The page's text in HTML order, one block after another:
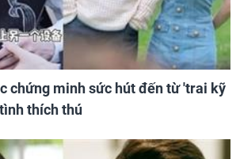
chứng minh sức hút đến từ 'trai kỹ
thích thú